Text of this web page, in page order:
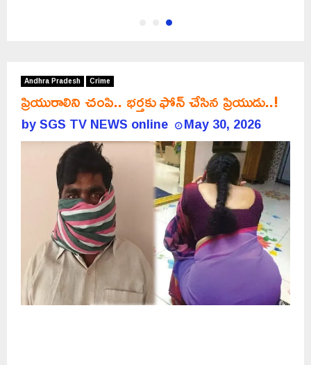
Andhra Pradesh Crime
ప్రియురాలిని చంపి.. భర్తకు ఫోన్ చేసిన ప్రియుడు..!
bySGS TV NEWS online May 30, 2026